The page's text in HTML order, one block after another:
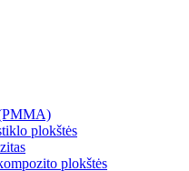
plokštės
plokštės